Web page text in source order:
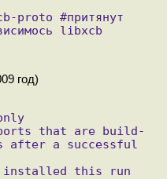
proto #притянут
libxcb
год)
that are build-
after a successful
this run